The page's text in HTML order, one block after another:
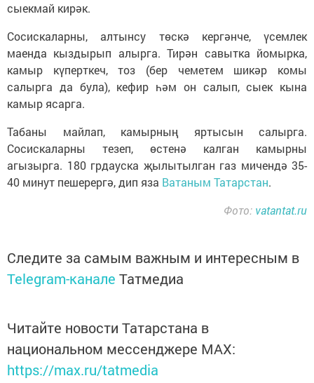
сыекмай кирәк.
Сосискаларны, алтынсу төскә кергәнче, үсемлек
маенда кыздырып алырга. Тирән савытка йомырка,
камыр күперткеч, тоз (бер чеметем шикәр комы
салырга да була), кефир һәм он салып, сыек кына
камыр ясарга.
Табаны майлап, камырның яртысын салырга.
Сосискаларны тезеп, өстенә калган камырны
агызырга. 180 грдауска җылытылган газ мичендә 35-
40 минут пешерергә, дип яза Ватаным Татарстан.
Фото: vatantat.ru
Следите за самым важным и интересным в
Telegram-канале Татмедиа
Читайте новости Татарстана в
национальном мессенджере MАХ:
https://max.ru/tatmedia